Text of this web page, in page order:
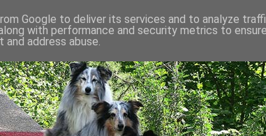
Google to deliver its services and to analyze
with performance and security metrics to
address abuse.